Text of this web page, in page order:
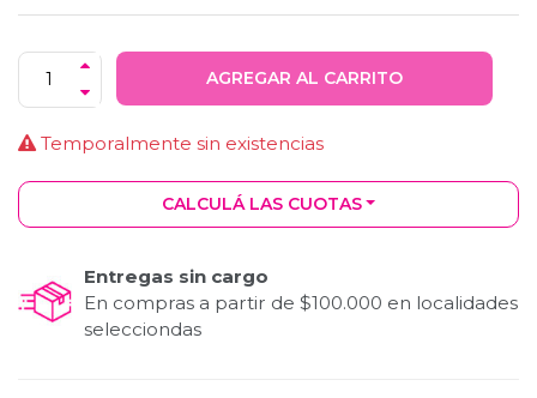
AGREGAR AL CARRITO
Temporalmente sin existencias
CALCULÁ LAS CUOTAS
Entregas sin cargo
En compras a partir de $100.000 en localidades
selecciondas